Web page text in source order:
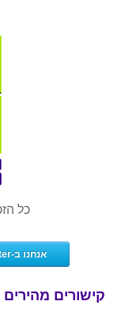
כל
אנחנו ב-Twitter
קישורים מהירים